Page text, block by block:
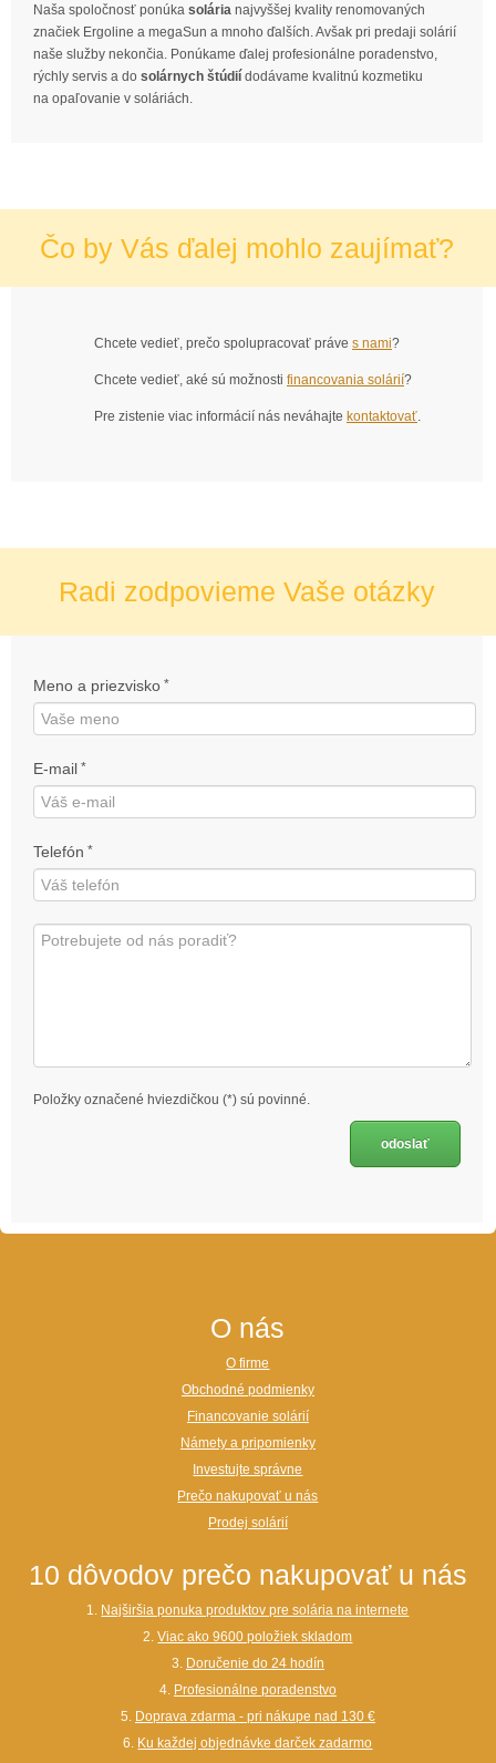
Naša spoločnosť ponúka solária najvyššej kvality renomovaných
značiek Ergoline a megaSun a mnoho ďalších. Avšak pri predaji solárií
naše služby nekončia. Ponúkame ďalej profesionálne poradenstvo,
rýchly servis a do solárnych štúdií dodávame kvalitnú kozmetiku
na opaľovanie v soláriách.
Čo by Vás ďalej mohlo zaujímať?
Chcete vedieť, prečo spolupracovať práve s nami?
Chcete vedieť, aké sú možnosti financovania solárií?
Pre zistenie viac informácií nás neváhajte kontaktovať.
Radi zodpovieme Vaše otázky
Meno a priezvisko *
E-mail *
Telefón *
Položky označené hviezdičkou (*) sú povinné.
O nás
O firme
Obchodné podmienky
Financovanie solárií
Námety a pripomienky
Investujte správne
Prečo nakupovať u nás
Prodej solárií
10 dôvodov prečo nakupovať u nás
1. Najširšia ponuka produktov pre solária na internete
2.Viac ako 9600 položiek skladom
3. Doručenie do 24 hodín
4. Profesionálne poradenstvo
5. Doprava zdarma - pri nákupe nad 130 €
6. Ku každej objednávke darček zadarmo